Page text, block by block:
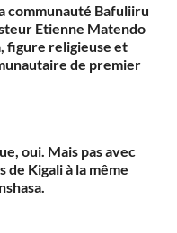
communauté Bafuliiru
Etienne Matendo
figure religieuse et
de premier
oui. Mais pas avec
de Kigali à la même